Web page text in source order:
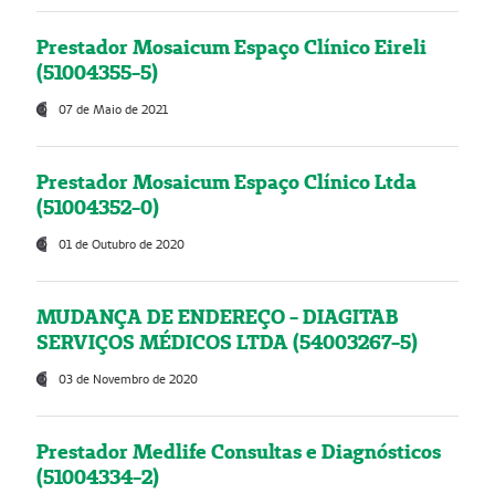
Prestador Mosaicum Espaço Clínico Eireli
(51004355-5)
07 de Maio de 2021
Prestador Mosaicum Espaço Clínico Ltda
(51004352-0)
01 de Outubro de 2020
MUDANÇA DE ENDEREÇO - DIAGITAB
SERVIÇOS MÉDICOS LTDA (54003267-5)
03 de Novembro de 2020
Prestador Medlife Consultas e Diagnósticos
(51004334-2)